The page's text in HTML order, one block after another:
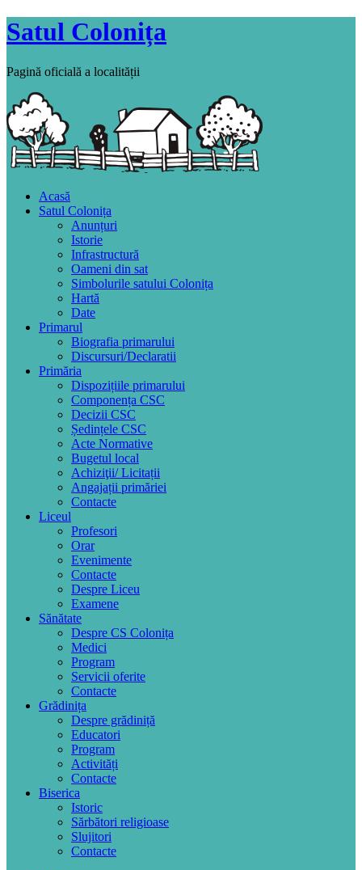
Satul Colonița
Pagină oficială a localității
Acasă
Satul Colonița
Anunțuri
Istorie
Infrastructură
Oameni din sat
Simbolurile satului Colonița
Hartă
Date
Primarul
Biografia primarului
Discursuri/Declaratii
Primăria
Dispozițiile primarului
Componența CSC
Decizii CSC
Ședințele CSC
Acte Normative
Bugetul local
Achiziţii/ Licitații
Angajații primăriei
Contacte
Liceul
Profesori
Orar
Evenimente
Contacte
Despre Liceu
Examene
Sănătate
Despre CS Colonița
Medici
Program
Servicii oferite
Contacte
Grădinița
Despre grădiniță
Educatori
Program
Activități
Contacte
Biserica
Istoric
Sărbători religioase
Slujitori
Contacte